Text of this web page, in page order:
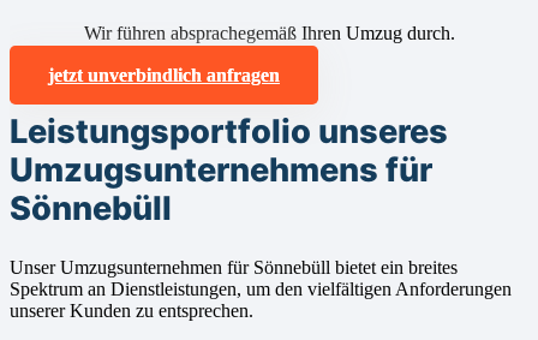
Wir führen absprachegemäß Ihren Umzug durch.
jetzt unverbindlich anfragen
Leistungsportfolio unseres
Umzugsunternehmens für
Sönnebüll
Unser Umzugsunternehmen für Sönnebüll bietet ein breites
Spektrum an Dienstleistungen, um den vielfältigen Anforderungen
unserer Kunden zu entsprechen.